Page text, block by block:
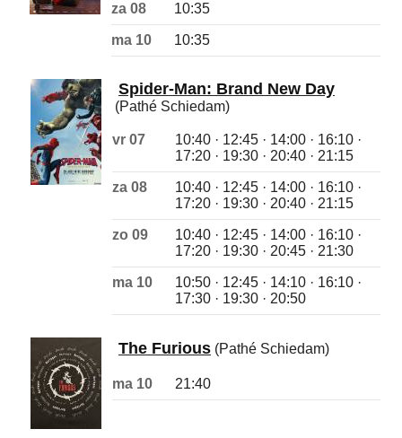
za 08 10:35
ma 10 10:35
Spider-Man: Brand New Day
(Pathé Schiedam)
vr 07
10:40 · 12:45 · 14:00 · 16:10 ·
17:20 · 19:30 · 20:40 · 21:15
za 08
10:40 · 12:45 · 14:00 · 16:10 ·
17:20 · 19:30 · 20:40 · 21:15
zo 09
10:40 · 12:45 · 14:00 · 16:10 ·
17:20 · 19:30 · 20:45 · 21:30
ma 10
10:50 · 12:45 · 14:10 · 16:10 ·
17:30 · 19:30 · 20:50
The Furious (Pathé Schiedam)
ma 10 21:40